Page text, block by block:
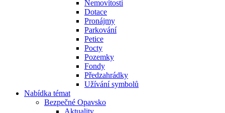
Nemovitosti
Dotace
Pronájmy
Parkování
Petice
Pocty
Pozemky
Fondy
Předzahrádky
Užívání symbolů
Nabídka témat
Bezpečné Opavsko